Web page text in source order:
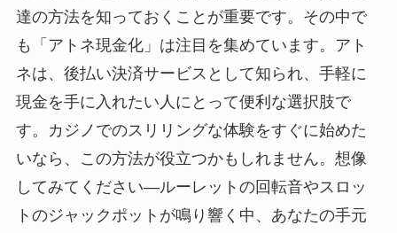
達の方法を知っておくことが重要です。その中で
も「アトネ現金化」は注目を集めています。アト
ネは、後払い決済サービスとして知られ、手軽に
現金を手に入れたい人にとって便利な選択肢で
す。カジノでのスリリングな体験をすぐに始めた
いなら、この方法が役立つかもしれません。想像
してみてください—ルーレットの回転音やスロッ
トのジャックポットが鳴り響く中、あなたの手元